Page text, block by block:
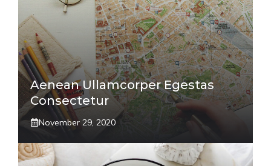
Aenean Ullamcorper Egestas
Consectetur
November 29, 2020